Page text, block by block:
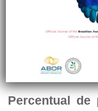
Percentual de